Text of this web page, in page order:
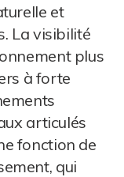
et
La visibilité
plus
à forte
articulés
fonction de
qui